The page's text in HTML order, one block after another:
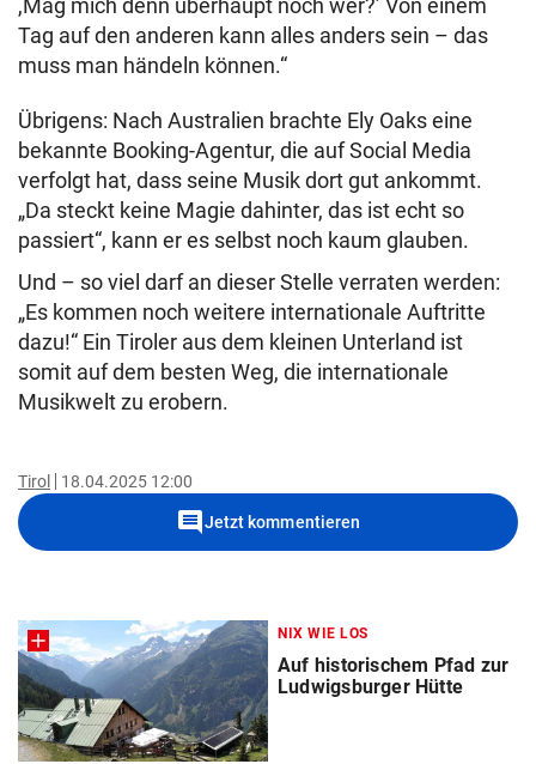
Tag auf den anderen kann alles anders sein – das
muss man händeln können.“
Übrigens: Nach Australien brachte Ely Oaks eine
bekannte Booking-Agentur, die auf Social Media
verfolgt hat, dass seine Musik dort gut ankommt.
„Da steckt keine Magie dahinter, das ist echt so
passiert“, kann er es selbst noch kaum glauben.
Und – so viel darf an dieser Stelle verraten werden:
„Es kommen noch weitere internationale Auftritte
dazu!“ Ein Tiroler aus dem kleinen Unterland ist
somit auf dem besten Weg, die internationale
Musikwelt zu erobern.
Tirol 18.04.2025 12:00
commentJetzt kommentieren
NIX WIE LOS
Auf historischem Pfad zur
Ludwigsburger Hütte